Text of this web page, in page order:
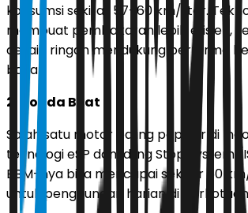
konsumsi sekitar 57–60 km/liter.
membuat pembakaran lebih efisien,
desain ringan mendukung performa
bakar.
2. Honda Beat
Salah satu motor paling populer di
teknologi eSP dan Idling Stop System
BBM-nya bisa mencapai sekitar 60
untuk penggunaan harian di